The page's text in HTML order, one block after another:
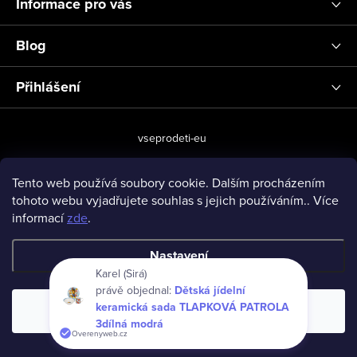
Tento web používá soubory cookie. Dalším procházením
tohoto webu vyjadřujete souhlas s jejich používáním.. Více
informacízde.
Nastavení
Souhlasím
Blog
Přihlášení
vseprodeti-eu
Copyright 2026www.vseprodeti.eu. Všechna práva vyhrazena.
Karel (Sirá)
právě objednal: Dětská jídelní
keramická sada TLAPKOVÁ PATROLA
3dílná modrá
Overenyweb.cz